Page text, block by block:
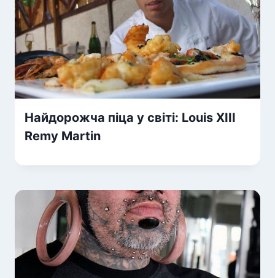
Найдорожча піца у світі: Louis XIII
Remy Martin